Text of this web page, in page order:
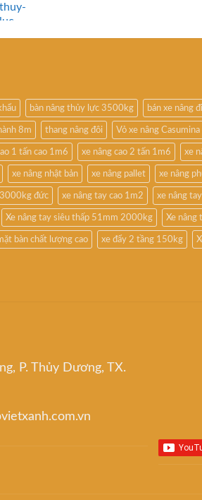
bàn nâng thủy lực 3500kg bán xe nâng
8m thang nâng đôi Vỏ xe nâng
1 tấn cao 1m6 xe nâng cao 2 tấn 1m6 xe
xe nâng nhật bản xe nâng pallet xe nâng
3000kg đức xe nâng tay cao 1m2 xe nâng
Xe nâng tay siêu thấp 51mm 2000kg Xe
bàn chất lượng cao xe đẩy 2 tầng 150kg
P. Thủy Dương, TX.